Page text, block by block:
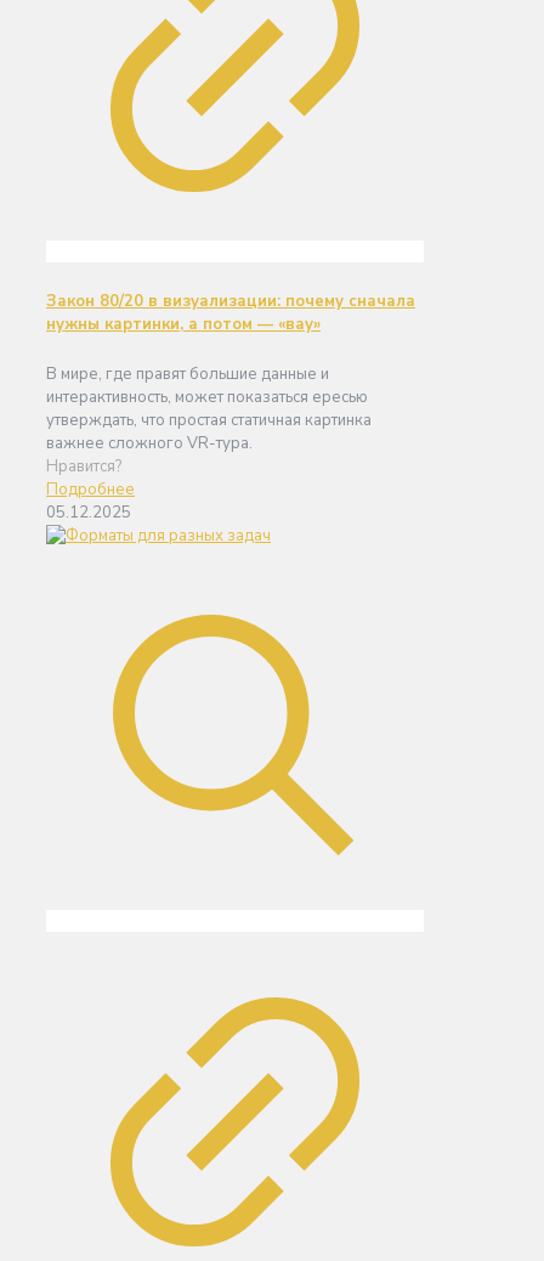
Закон 80/20 в визуализации: почему сначала
нужны картинки, а потом — «вау»
В мире, где правят большие данные и
интерактивность, может показаться ересью
утверждать, что простая статичная картинка
важнее сложного VR-тура.
Нравится?
Подробнее
05.12.2025